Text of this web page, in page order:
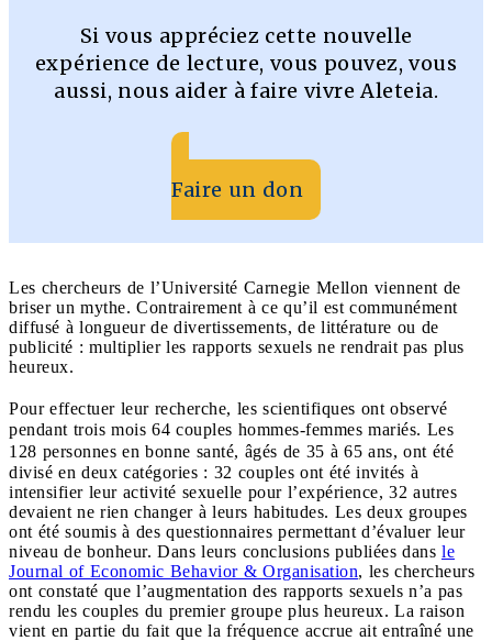
Si vous appréciez cette nouvelle
expérience de lecture, vous pouvez, vous
aussi, nous aider à faire vivre Aleteia.
Faire un don
Les chercheurs de l’Université Carnegie Mellon viennent de
briser un mythe. Contrairement à ce qu’il est communément
diffusé à longueur de divertissements, de littérature ou de
publicité : multiplier les rapports sexuels ne rendrait pas plus
heureux.
Pour effectuer leur recherche, les scientifiques ont observé
pendant trois mois 64 couples hommes-femmes mariés. Les
128 personnes en bonne santé, âgés de 35 à 65 ans, ont été
divisé en deux catégories : 32 couples ont été invités à
intensifier leur activité sexuelle pour l’expérience, 32 autres
devaient ne rien changer à leurs habitudes. Les deux groupes
ont été soumis à des questionnaires permettant d’évaluer leur
niveau de bonheur. Dans leurs conclusions publiées dans le
Journal of Economic Behavior & Organisation, les chercheurs
ont constaté que l’augmentation des rapports sexuels n’a pas
rendu les couples du premier groupe plus heureux. La raison
vient en partie du fait que la fréquence accrue ait entraîné une